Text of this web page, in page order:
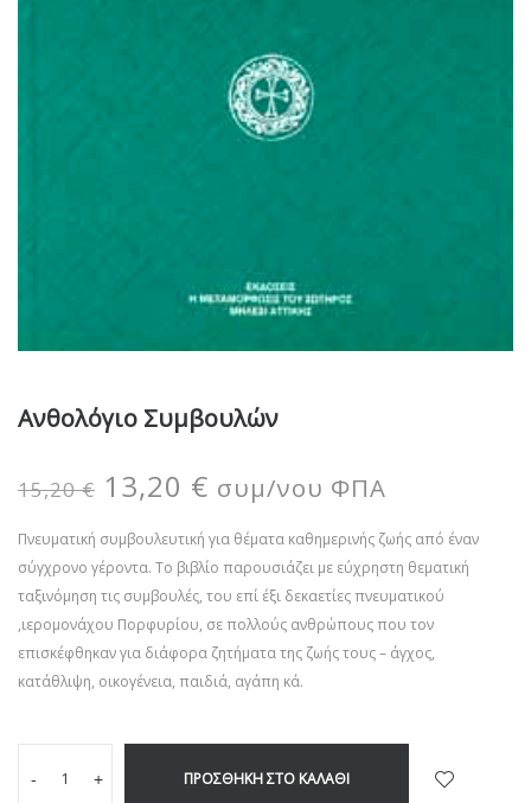
Ανθολόγιο Συμβουλών
15,20€ 13,20 € συμ/νου ΦΠΑ
Πνευματική συμβουλευτική για θέματα καθημερινής ζωής από έναν
σύγχρονο γέροντα. Το βιβλίο παρουσιάζει με εύχρηστη θεματική
ταξινόμηση τις συμβουλές, του επί έξι δεκαετίες πνευματικού
,ιερομονάχου Πορφυρίου, σε πολλούς ανθρώπους που τον
επισκέφθηκαν για διάφορα ζητήματα της ζωής τους – άγχος,
κατάθλιψη, οικογένεια, παιδιά, αγάπη κά.
- + ΠΡΟΣΘΉΚΗ ΣΤΟ ΚΑΛΆΘΙ